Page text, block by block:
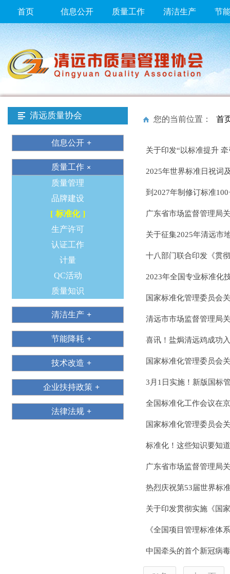
首页 信息公开 质量工作 清洁生产 节
清远质量协会
信息公开
质量工作
质量管理
品牌建设
标准化
生产许可
认证工作
计量
QC活动
质量知识
清洁生产
节能降耗
技术改造
企业扶持政策
法律法规
您的当前位置： 首
关于印发“以标准提升
2025年世界标准日祝词
到2027年制修订标准
广东省市场监督管理局
关于征集2025年清远市
十八部门联合印发《贯
2023年全国专业标准化
国家标准化管理委员会
清远市市场监督管理局
喜讯！盐焗清远鸡成功
国家标准化管理委员会
3月1日实施！新版国标
全国标准化工作会议在
国家标准化管理委员会
标准化！这些知识要知
广东省市场监督管理局
热烈庆祝第53届世界标
关于印发贯彻实施《国
《全国项目管理标准体
中国牵头的首个新冠病